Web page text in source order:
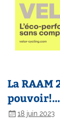
La RAAM
pouvoir!…
18 juin 2023